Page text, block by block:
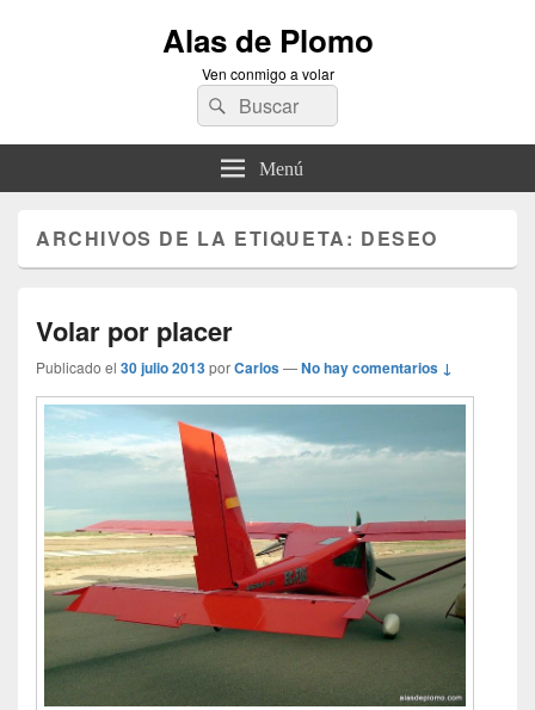
Alas de Plomo
Ven conmigo a volar
Buscar
por:
Buscar
Menú
ARCHIVOS DE LA ETIQUETA: DESEO
Volar por placer
Publicado el 30 julio 2013porCarlos—No hay comentarios ↓